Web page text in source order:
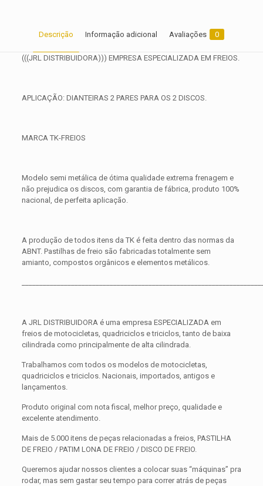
Descrição Informação adicional Avaliações 0
(((JRL DISTRIBUIDORA))) EMPRESA ESPECIALIZADA EM FREIOS.
APLICAÇÃO: DIANTEIRAS 2 PARES PARA OS 2 DISCOS.
MARCA TK-FREIOS
Modelo semi metálica de ótima qualidade extrema frenagem e
não prejudica os discos, com garantia de fábrica, produto 100%
nacional, de perfeita aplicação.
A produção de todos itens da TK é feita dentro das normas da
ABNT. Pastilhas de freio são fabricadas totalmente sem
amianto, compostos orgânicos e elementos metálicos.
A JRL DISTRIBUIDORA é uma empresa ESPECIALIZADA em
freios de motocicletas, quadriciclos e triciclos, tanto de baixa
cilindrada como principalmente de alta cilindrada.
Trabalhamos com todos os modelos de motocicletas,
quadriciclos e triciclos. Nacionais, importados, antigos e
lançamentos.
Produto original com nota fiscal, melhor preço, qualidade e
excelente atendimento.
Mais de 5.000 itens de peças relacionadas a freios, PASTILHA
DE FREIO / PATIM LONA DE FREIO / DISCO DE FREIO.
Queremos ajudar nossos clientes a colocar suas “máquinas” pra
rodar, mas sem gastar seu tempo para correr atrás de peças